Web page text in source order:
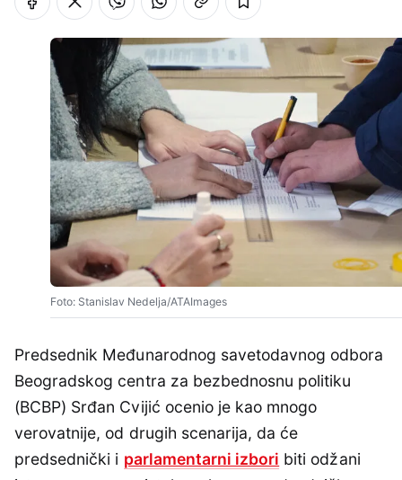
Foto: Stanislav Nedelja/ATAImages
Predsednik Međunarodnog savetodavnog odbora
Beogradskog centra za bezbednosnu politiku
(BCBP) Srđan Cvijić ocenio je kao mnogo
verovatnije, od drugih scenarija, da će
predsednički i parlamentarni izbori biti odžani